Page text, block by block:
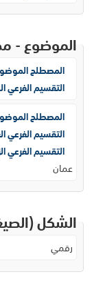
الموضوع -
المصطلح
التقسيم الفرعي
المصطلح
التقسيم الفرعي
التقسيم الفرعي
عمان
الشكل
رقمي